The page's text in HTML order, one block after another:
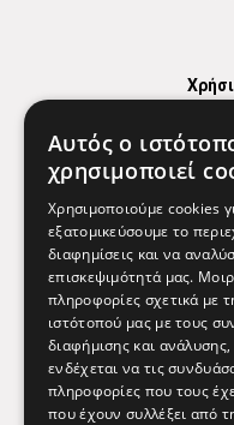
Πολιτική
Αυτός ο
χρησιμοποιεί
Χρησιμοποιούμε cookies
εξατομικεύσουμε το
διαφημίσεις και να
επισκεψιμότητά μας.
πληροφορίες σχετικά με
ιστότοπού μας με τους
διαφήμισης και ανάλυσης,
ενδέχεται να τις
πληροφορίες που τους
που έχουν συλλέξει από